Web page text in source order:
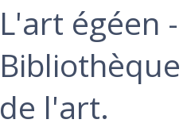
‎L'art égéen
de l'art.‎